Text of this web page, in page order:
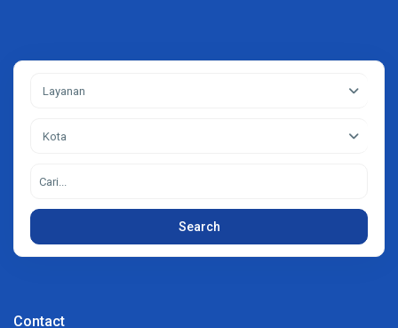
Layanan
Kota
Search
Contact